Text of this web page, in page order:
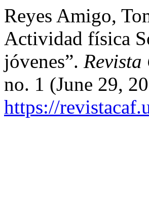
Reyes Amigo,
Actividad física
jóvenes”.
no. 1 (June 29,
https://